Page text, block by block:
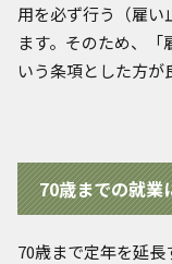
用を必ず行う（雇い
ます。そのため、
いう条項とした方が
70歳までの就業
70歳まで定年を延